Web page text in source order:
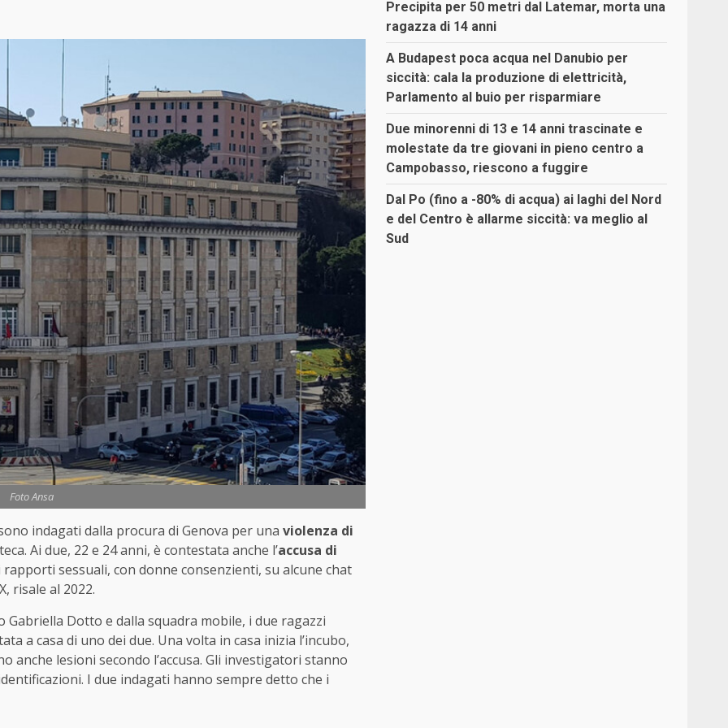
Foto Ansa
indagati dalla procura di Genova per una violenza di
Ai due, 22 e 24 anni, è contestata anche l’accusa di
sessuali, con donne consenzienti, su alcune chat
risale al 2022.
Dotto e dalla squadra mobile, i due ragazzi
a casa di uno dei due. Una volta in casa inizia l’incubo,
anche lesioni secondo l’accusa. Gli investigatori stanno
I due indagati hanno sempre detto che i
Precipita per 50 metri dal Latemar, morta una
ragazza di 14 anni
A Budapest poca acqua nel Danubio per
siccità: cala la produzione di elettricità,
Parlamento al buio per risparmiare
Due minorenni di 13 e 14 anni trascinate e
molestate da tre giovani in pieno centro a
Campobasso, riescono a fuggire
Dal Po (fino a -80% di acqua) ai laghi del Nord
e del Centro è allarme siccità: va meglio al
Sud